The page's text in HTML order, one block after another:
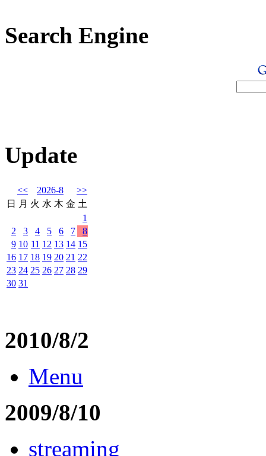
Search Engine
Update
<< 2026-8
>>
日
月 火 水 木 金 土
1
2
3 4 5 6 7
8
9 10 11 12 13 14 15
16 17 18 19 20 21 22
23 24 25 26 27 28 29
30 31
2010/8/2
Menu
2009/8/10
streaming